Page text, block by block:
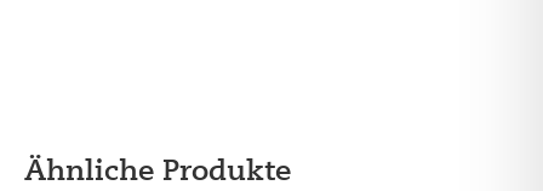
Ähnliche Produkte